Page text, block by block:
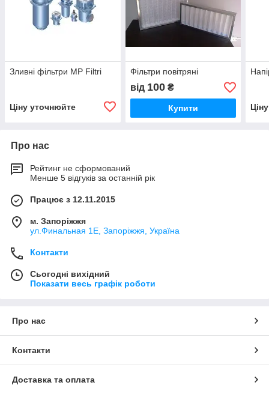
Зливні фільтри MP Filtri
Ціну уточнюйте
Фільтри повітряні
від 100₴
Купити
Про нас
Рейтинг не сформований
Менше 5 відгуків за останній рік
Працює з 12.11.2015
м. Запоріжжя
ул.Финальная 1Е, Запоріжжя, Україна
Контакти
Сьогодні вихідний
Показати весь графік роботи
Про нас
Контакти
Доставка та оплата